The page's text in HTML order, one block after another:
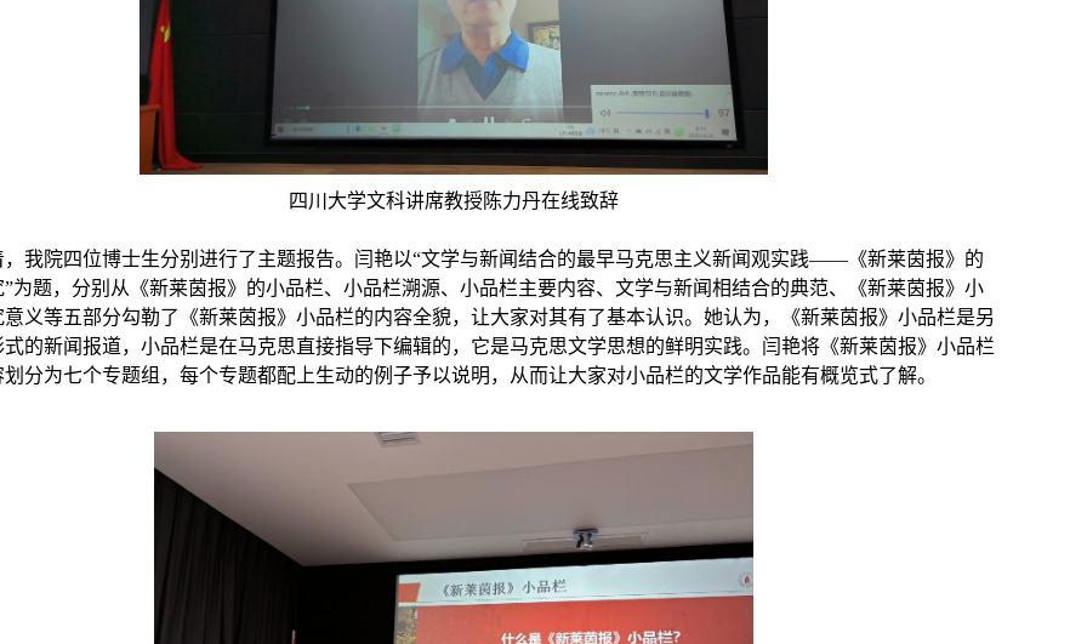
四川大学文科讲席教授陈力丹在线致辞
，我院四位博士生分别进行了主题报告。闫艳以“文学与新闻结合的最早马克思主义新闻观实践—— 《新莱茵报》的
”为题，分别从《新莱茵报》的小品栏、小品栏溯源、小品栏主要内容、文学与新闻相结合的典范、《新莱茵报》小
义等五部分勾勒了《新莱茵报》小品栏的内容全貌，让大家对其有了基本认识。她认为，《新莱茵报》小品栏是另
的新闻报道，小品栏是在马克思直接指导下编辑的，它是马克思文学思想的鲜明实践。闫艳将《新莱茵报》小品栏
分为七个专题组，每个专题都配上生动的例子予以说明，从而让大家对小品栏的文学作品能有概览式了解。